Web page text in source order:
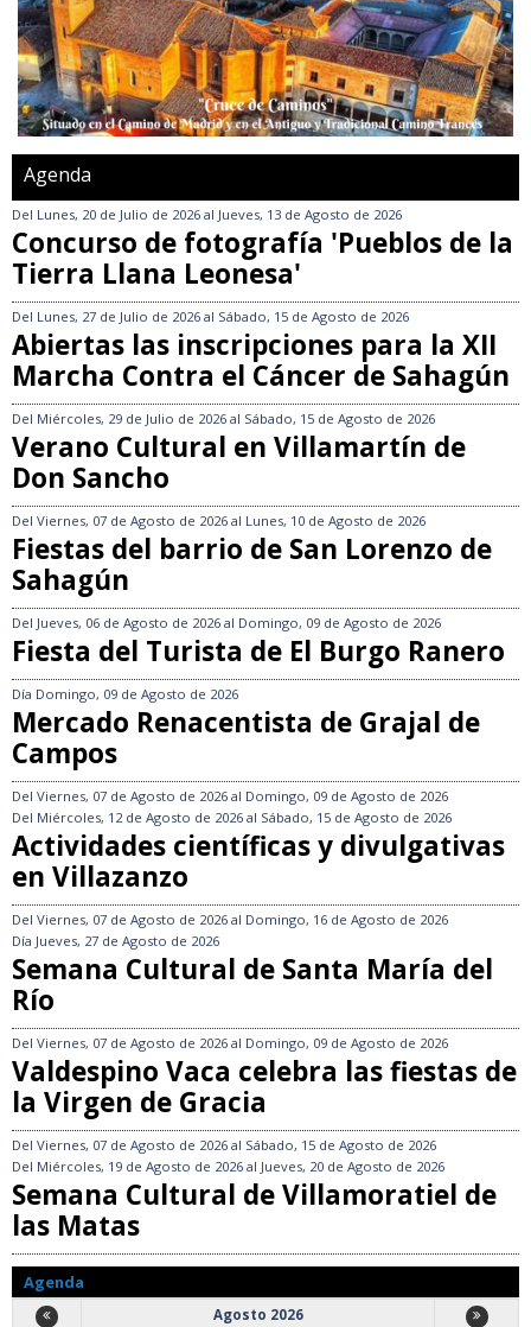
Agenda
Del Lunes, 20 de Julio de 2026 al Jueves, 13 de Agosto de 2026
Concurso de fotografía 'Pueblos de la
Tierra Llana Leonesa'
Del Lunes, 27 de Julio de 2026 al Sábado, 15 de Agosto de 2026
Abiertas las inscripciones para la XII
Marcha Contra el Cáncer de Sahagún
Del Miércoles, 29 de Julio de 2026 al Sábado, 15 de Agosto de 2026
Verano Cultural en Villamartín de
Don Sancho
Del Viernes, 07 de Agosto de 2026 al Lunes, 10 de Agosto de 2026
Fiestas del barrio de San Lorenzo de
Sahagún
Del Jueves, 06 de Agosto de 2026 al Domingo, 09 de Agosto de 2026
Fiesta del Turista de El Burgo Ranero
Día Domingo, 09 de Agosto de 2026
Mercado Renacentista de Grajal de
Campos
Del Viernes, 07 de Agosto de 2026 al Domingo, 09 de Agosto de 2026
Del Miércoles, 12 de Agosto de 2026 al Sábado, 15 de Agosto de 2026
Actividades científicas y divulgativas
en Villazanzo
Del Viernes, 07 de Agosto de 2026 al Domingo, 16 de Agosto de 2026
Día Jueves, 27 de Agosto de 2026
Semana Cultural de Santa María del
Río
Del Viernes, 07 de Agosto de 2026 al Domingo, 09 de Agosto de 2026
Valdespino Vaca celebra las fiestas de
la Virgen de Gracia
Del Viernes, 07 de Agosto de 2026 al Sábado, 15 de Agosto de 2026
Del Miércoles, 19 de Agosto de 2026 al Jueves, 20 de Agosto de 2026
Semana Cultural de Villamoratiel de
las Matas
Agenda
Agosto 2026